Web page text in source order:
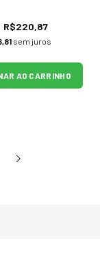
R$220,87
sem juros
AO CARRINHO